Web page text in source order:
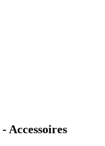
Accessoires